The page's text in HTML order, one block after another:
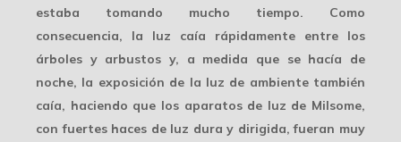
estaba tomando mucho tiempo. Como
consecuencia, la luz caía rápidamente entre los
árboles y arbustos y, a medida que se hacía de
noche, la exposición de la luz de ambiente también
caía, haciendo que los aparatos de luz de Milsome,
con fuertes haces de luz dura y dirigida, fueran muy